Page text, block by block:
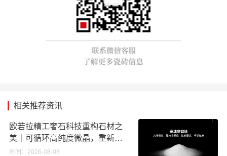
相关推荐资讯
欧若拉精工奢石科技重构石材之
美｜可循环高纯度微晶，重新定
义高端奢石原料
时间：2026-08-08